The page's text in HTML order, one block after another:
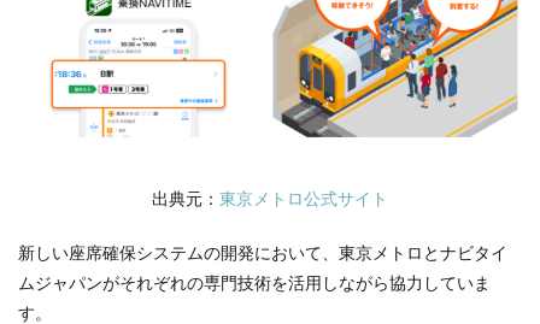
出典元： 東京メトロ公式サイト
新しい座席確保システムの開発において、東京メトロとナビタイ
ムジャパンがそれぞれの専門技術を活用しながら協力していま
す。